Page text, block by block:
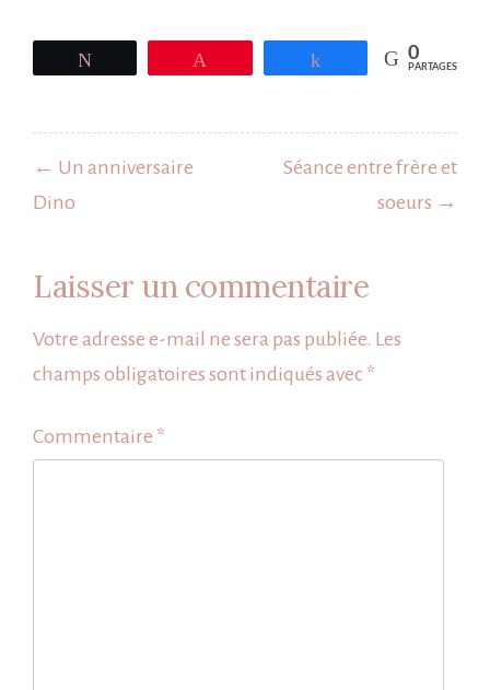
Partagez 0
PARTAGES
de
l’article
← Un anniversaire
Dino
Séance entre frère et
soeurs →
Laisser un commentaire
Votre adresse e-mail ne sera pas publiée. Les
champs obligatoires sont indiqués avec *
Commentaire *